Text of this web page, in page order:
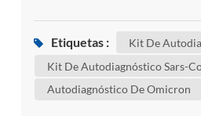
una enfermedad respiratoria
gravemente y requerirán
Etiquetas :
Kit De
Kit De Autodiagnóstico Sars-
Autodiagnóstico De Omicron